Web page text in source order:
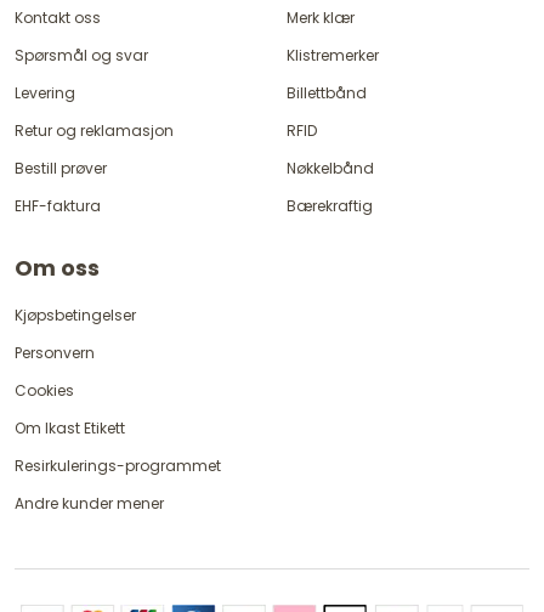
Kontakt oss
Spørsmål og svar
Levering
Retur og reklamasjon
Bestill prøver
EHF-faktura
Merk klær
Klistremerker
Billettbånd
RFID
Nøkkelbånd
Bærekraftig
Om oss
Kjøpsbetingelser
Personvern
Cookies
Om Ikast Etikett
Resirkulerings-programmet
Andre kunder mener